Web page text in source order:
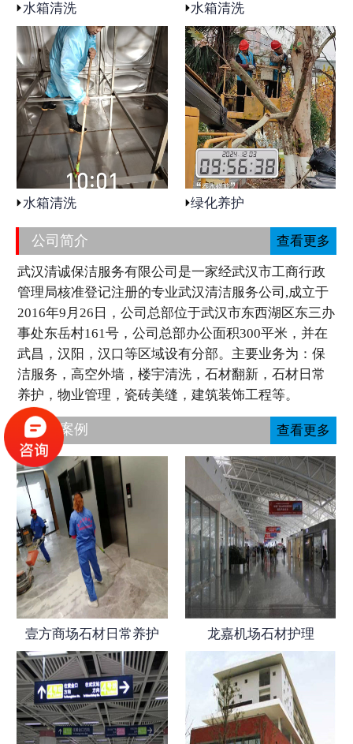
水箱清洗 水箱清洗
水箱清洗 绿化养护
公司简介 查看更多
武汉清诚保洁服务有限公司是一家经武汉市工商行政
管理局核准登记注册的专业武汉清洁服务公司,成立于
2016年9月26日，公司总部位于武汉市东西湖区东三办
事处东岳村161号，公司总部办公面积300平米，并在
武昌，汉阳，汉口等区域设有分部。主要业务为：保
洁服务，高空外墙，楼宇清洗，石材翻新，石材日常
养护，物业管理，瓷砖美缝，建筑装饰工程等。
工程案例 查看更多
壹方商场石材日常养护 龙嘉机场石材护理